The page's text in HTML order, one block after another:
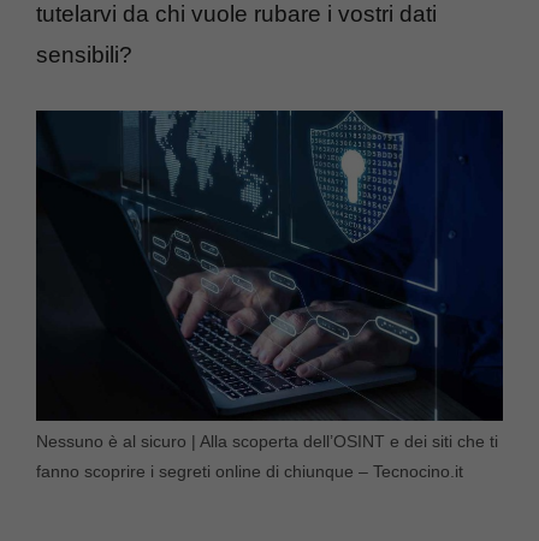
tutelarvi da chi vuole rubare i vostri dati
sensibili?
Nessuno è al sicuro | Alla scoperta dell’OSINT e dei siti che ti
fanno scoprire i segreti online di chiunque – Tecnocino.it